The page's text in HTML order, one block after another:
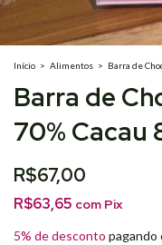
Início > Alimentos > Barra de
Barra de
70% Cacau
R$67,00
R$63,65 com Pix
5% de desconto pagando